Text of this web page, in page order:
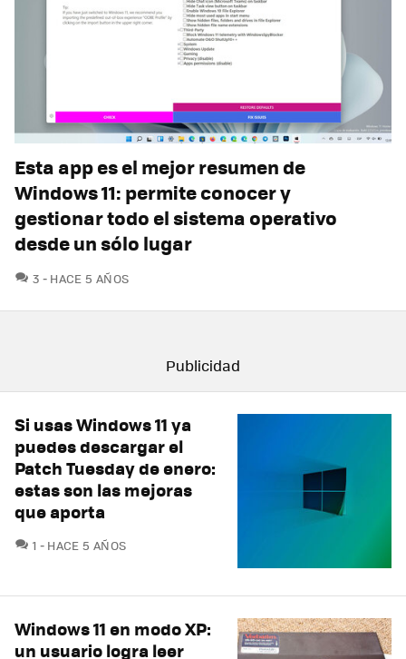
Esta app es el mejor resumen de
Windows 11: permite conocer y
gestionar todo el sistema operativo
desde un sólo lugar
3 COMENTARIOS
HACE 5 AÑOS
Si usas Windows 11 ya
puedes descargar el
Patch Tuesday de enero:
estas son las mejoras
que aporta
1 COMENTARIOS
HACE 5 AÑOS
Windows 11 en modo XP:
un usuario logra leer